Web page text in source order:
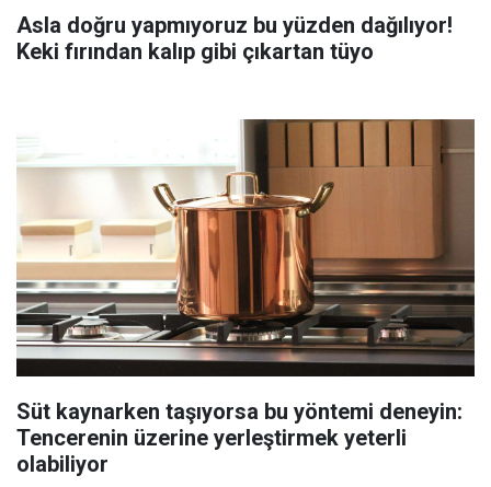
Asla doğru yapmıyoruz bu yüzden dağılıyor!
Keki fırından kalıp gibi çıkartan tüyo
Süt kaynarken taşıyorsa bu yöntemi deneyin:
Tencerenin üzerine yerleştirmek yeterli
olabiliyor